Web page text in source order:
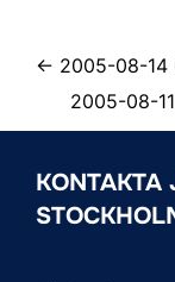
← 2005-08-14
2005-08-
KONTAKTA